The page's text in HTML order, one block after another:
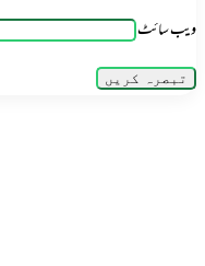
ویب‌ سائٹ